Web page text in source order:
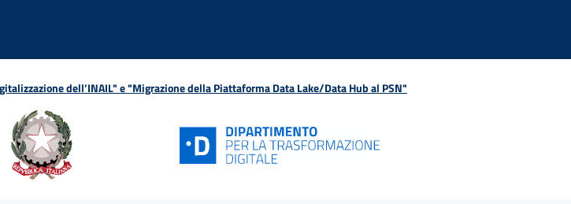
dell’INAIL" e "Migrazione della Piattaforma Data Lake/Data Hub al PSN"